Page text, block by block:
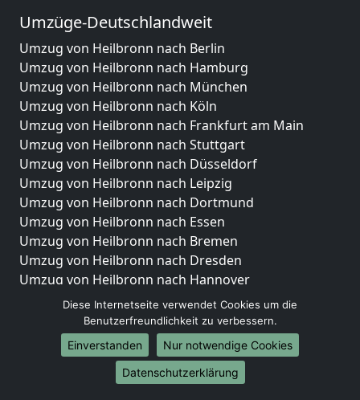
Umzüge-Deutschlandweit
Umzug von Heilbronn nach Berlin
Umzug von Heilbronn nach Hamburg
Umzug von Heilbronn nach München
Umzug von Heilbronn nach Köln
Umzug von Heilbronn nach Frankfurt am Main
Umzug von Heilbronn nach Stuttgart
Umzug von Heilbronn nach Düsseldorf
Umzug von Heilbronn nach Leipzig
Umzug von Heilbronn nach Dortmund
Umzug von Heilbronn nach Essen
Umzug von Heilbronn nach Bremen
Umzug von Heilbronn nach Dresden
Umzug von Heilbronn nach Hannover
Umzug von Heilbronn nach Nürnberg
Umzug von Heilbronn nach Duisburg
Umzug von Heilbronn nach Bochum
Umzug von Heilbronn nach Wuppertal
Umzug von Heilbronn nach Bielefeld
Diese Internetseite verwendet Cookies um die
Benutzerfreundlichkeit zu verbessern.
Einverstanden
Nur notwendige Cookies
Datenschutzerklärung